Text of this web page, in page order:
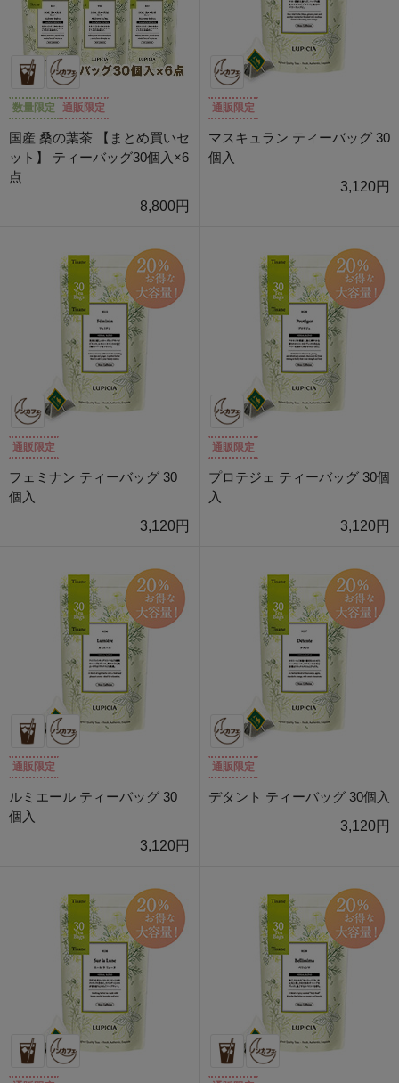
数量限定 通販限定
国産 桑の葉茶 【まとめ買いセ
ット】 ティーバッグ30個入×6
点
8,800円
通販限定
マスキュラン ティーバッグ 30
個入
3,120円
通販限定
フェミナン ティーバッグ 30
個入
3,120円
通販限定
プロテジェ ティーバッグ 30個
入
3,120円
通販限定
ルミエール ティーバッグ 30
個入
3,120円
通販限定
デタント ティーバッグ 30個入
3,120円